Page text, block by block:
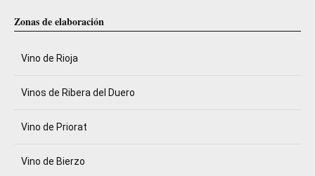
Zonas de elaboración
Vino de Rioja
Vinos de Ribera del Duero
Vino de Priorat
Vino de Bierzo